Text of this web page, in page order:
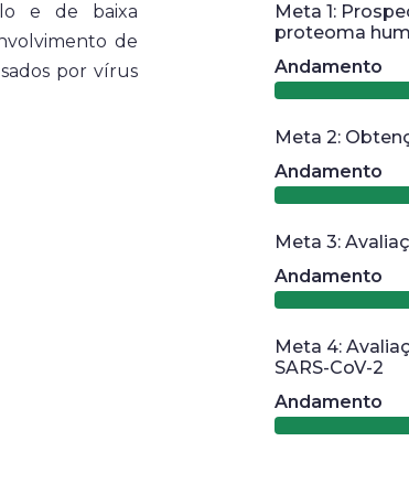
e de baixa
de
por vírus
Meta 1:
proteoma
Andamento
Meta 2:
Andamento
Meta 3:
Andamento
Meta 4:
SARS-CoV-2
Andamento